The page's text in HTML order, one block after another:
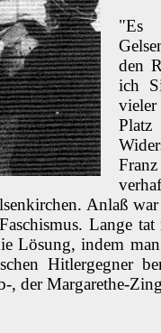
"Es
den
ich
vieler
Anlaß
Lange
Lösung, indem
Hitlergegner
, der Margarethe-